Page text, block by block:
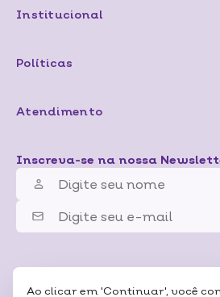
Ao clicar em 'Continuar', você
Institucional
Políticas
Atendimento
Inscreva-se na nossa